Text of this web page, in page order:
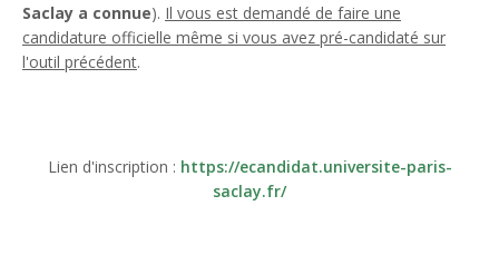
Saclay a connue). Il vous est demandé de faire une
candidature officielle même si vous avez pré-candidaté sur
l'outil précédent.
Lien d'inscription : https://ecandidat.universite-paris-
saclay.fr/